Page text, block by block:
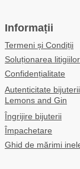
Informații
Termeni și Condiții
Soluționarea litigiilor
Confidențialitate
Autenticitate bijuterii
Lemons and Gin
Îngrijire bijuterii
Împachetare
Ghid de mărimi